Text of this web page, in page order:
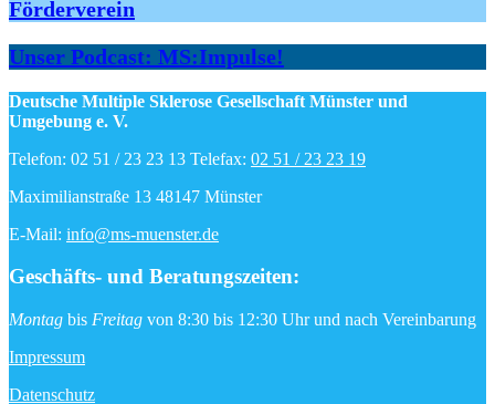
Förderverein
Unser Podcast: MS:Impulse!
Deutsche Multiple Sklerose Gesellschaft Münster und
Umgebung e. V.
Telefon: 02 51 / 23 23 13 Telefax: 02 51 / 23 23 19
Maximilianstraße 13 48147 Münster
E-Mail: info@ms-muenster.de
Geschäfts- und Beratungszeiten:
Montag bis Freitag von 8:30 bis 12:30 Uhr und nach Vereinbarung
Impressum
Datenschutz